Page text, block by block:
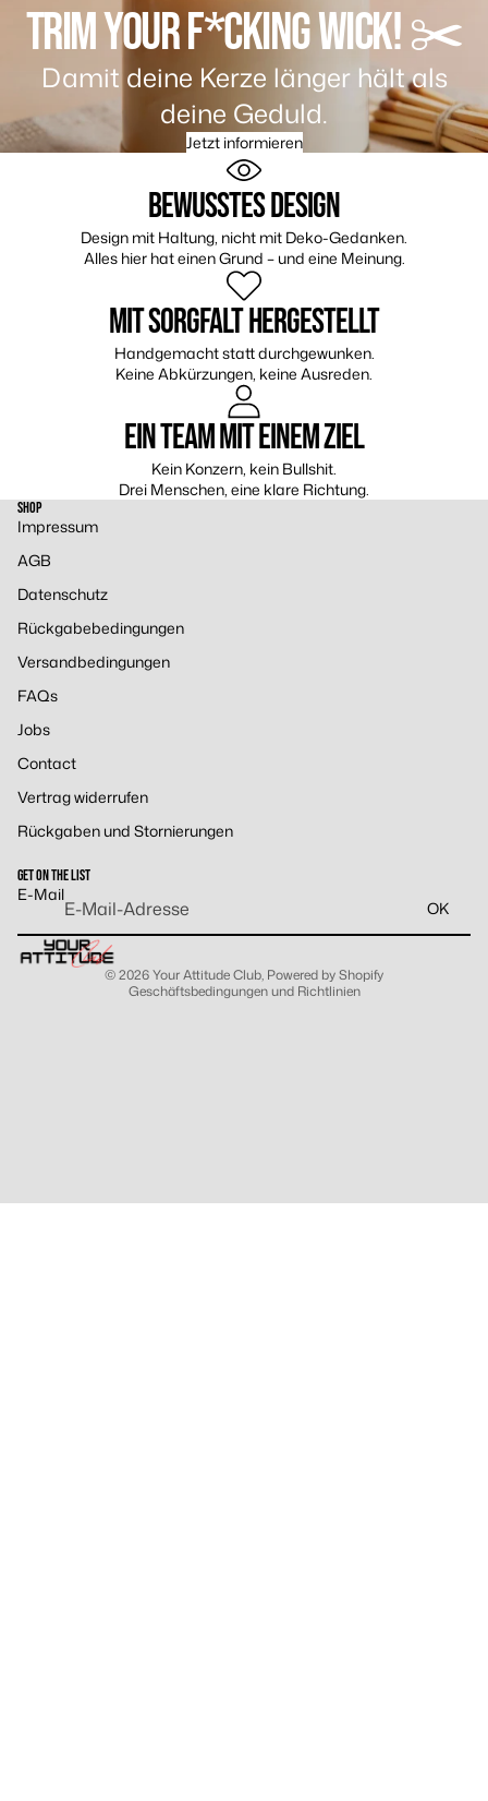
TRIM YOUR F*CKING WICK! ✂️
Damit deine Kerze länger hält als
deine Geduld.
Jetzt informieren
BEWUSSTES DESIGN
Design mit Haltung, nicht mit Deko-Gedanken.
Alles hier hat einen Grund – und eine Meinung.
MIT SORGFALT HERGESTELLT
Handgemacht statt durchgewunken.
Keine Abkürzungen, keine Ausreden.
EIN TEAM MIT EINEM ZIEL
Kein Konzern, kein Bullshit.
Drei Menschen, eine klare Richtung.
SHOP
Impressum
AGB
Datenschutz
Rückgabebedingungen
Versandbedingungen
FAQs
Jobs
Contact
Vertrag widerrufen
Rückgaben und Stornierungen
GET ON THE LIST
E-Mail
OK
© 2026Your Attitude Club, Powered by Shopify
Geschäftsbedingungen und Richtlinien
Widerrufsrecht
Datenschutzerklärung
Versand
Impressum